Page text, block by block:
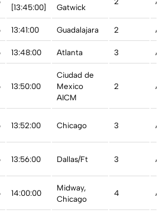
[13:45:00]
Gatwick
13:41:00 Guadalajara 2 A
13:48:00 Atlanta 3 A
13:50:00
Ciudad de
Mexico
AICM
2 A
13:52:00 Chicago 3 A
13:56:00 Dallas/Ft 3 A
14:00:00
Midway,
Chicago
4 A